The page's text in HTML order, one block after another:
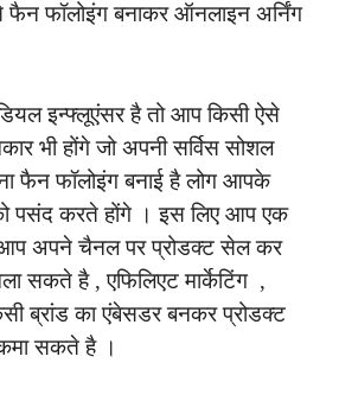
फॉलोइंग बनाकर ऑनलाइन अर्निंग
इन्फ्लूएंसर है तो आप किसी ऐसे
भी होंगे जो अपनी सर्विस सोशल
फैन फॉलोइंग बनाई है लोग आपके
पसंद करते होंगे । इस लिए आप एक
आप अपने चैनल पर प्रोडक्ट सेल कर
सकते है , एफिलिएट मार्केटिंग ,
ब्रांड का एंबेसडर बनकर प्रोडक्ट
सकते है ।